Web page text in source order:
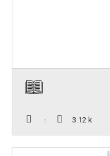
3.12 k